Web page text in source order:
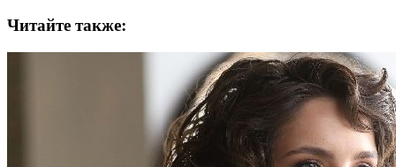
Читайте также: